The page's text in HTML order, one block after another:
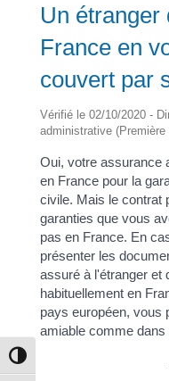
Passer en contraste élevé
Un étranger
France en
couvert par
Vérifié le 02/10/2020 -
administrative (Première
Oui, votre assurance
en France pour la
civile. Mais le contrat
garanties que vous
pas en France. En
présenter les
assuré à l'étranger et
habituellement en
pays européen, vous
amiable comme